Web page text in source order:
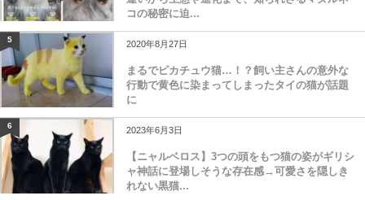
コの秘密に迫...
5 2020年8月27日
まるでピカチュウ猫…！？飼い主さんの意外な
行動で黄色に染まってしまったタイの猫が話題
に
6 2023年6月3日
【ニャルベロス】3つの頭をもつ猫の姿がギリシ
ャ神話に登場しそうな存在感→可愛さを隠しき
れない黒猫...